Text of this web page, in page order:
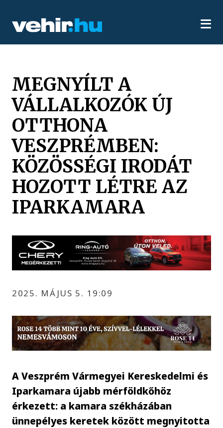
MEGNYÍLT A
VÁLLALKOZÓK ÚJ
OTTHONA
VESZPRÉMBEN:
KÖZÖSSÉGI IRODÁT
HOZOTT LÉTRE AZ
IPARKAMARA
2025. MÁJUS 5. 19:09
A Veszprém Vármegyei Kereskedelmi és
Iparkamara újabb mérföldkőhöz
érkezett: a kamara székházában
ünnepélyes keretek között megnyitotta